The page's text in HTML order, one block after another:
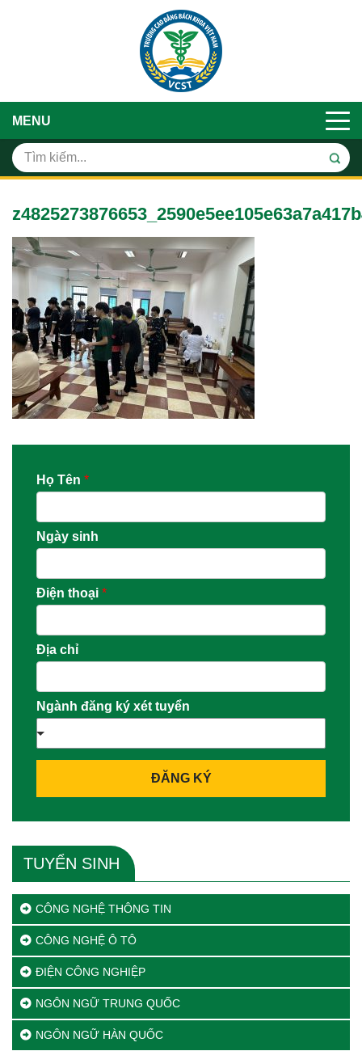
MENU
Họ Tên *
Ngày sinh
Điện thoại *
Địa chỉ
Ngành đăng ký xét tuyển
ĐĂNG KÝ
TUYỂN SINH
CÔNG NGHỆ THÔNG TIN
CÔNG NGHỆ Ô TÔ
ĐIỆN CÔNG NGHIỆP
NGÔN NGỮ TRUNG QUỐC
NGÔN NGỮ HÀN QUỐC